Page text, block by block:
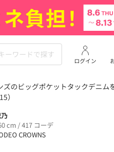
ログイン
ズのビッグポケットタックデニム
）
cm / 417 コーデ
CROWNS